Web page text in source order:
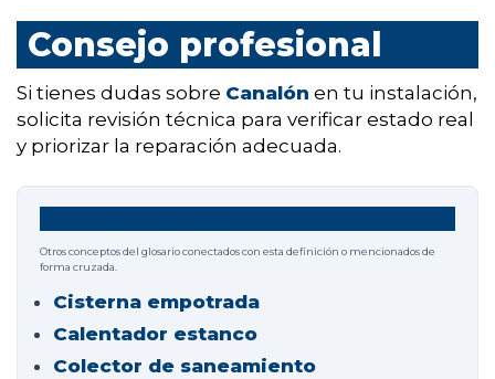
Consejo profesional
Si tienes dudas sobre Canalón en tu instalación,
solicita revisión técnica para verificar estado real
y priorizar la reparación adecuada.
Otros conceptos del glosario conectados con esta definición o mencionados de
forma cruzada.
Cisterna empotrada
Calentador estanco
Colector de saneamiento